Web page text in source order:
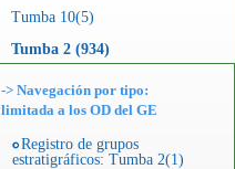
Tumba 10(5)
Tumba 2 (934)
-> Navegación por tipo:
limitada a los OD del GE
Registro de grupos
estratigráficos: Tumba 2(1)